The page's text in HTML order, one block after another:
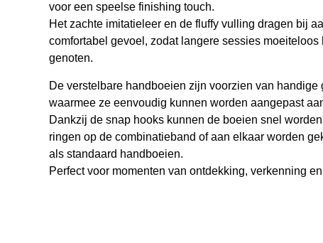
voor een spee se finishing touch.
Hetzachte imitatieleer en de fluffy vulling dragen bij
comfortabel gevoel, zodat langere sessies moeiteloos
genoten.
De verste lbare handboeien zijn voorzien van handige
waarmee ze eenvoudig kunnen worden aangepast
Dankzij de snap hooks kunnen de boeien sne worden
ringen op de combinatieband of aan elkaar worden
als standaard handboeien.
Perfect voor momenten van ontdekking, verkenning